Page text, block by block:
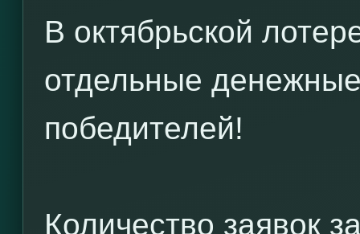
В октябрьской
отдельные
победителей!
Количество заявок